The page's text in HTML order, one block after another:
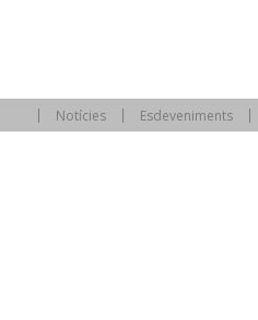
Notícies Esdeveniments